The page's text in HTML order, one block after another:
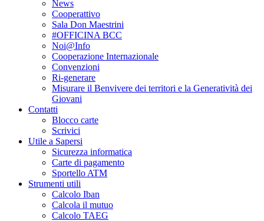
News
Cooperattivo
Sala Don Maestrini
#OFFICINA BCC
Noi@Info
Cooperazione Internazionale
Convenzioni
Ri-generare
Misurare il Benvivere dei territori e la Generatività dei
Giovani
Contatti
Blocco carte
Scrivici
Utile a Sapersi
Sicurezza informatica
Carte di pagamento
Sportello ATM
Strumenti utili
Calcolo Iban
Calcola il mutuo
Calcolo TAEG